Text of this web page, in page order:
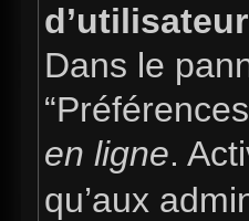
Dans le
en ligne.
qu’aux